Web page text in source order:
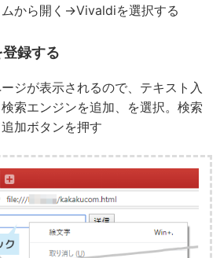
から開く→Vivaldiを選択する
録する
ジが表示されるので、テキスト入
索エンジンを追加、を選択。検索
加ボタンを押す